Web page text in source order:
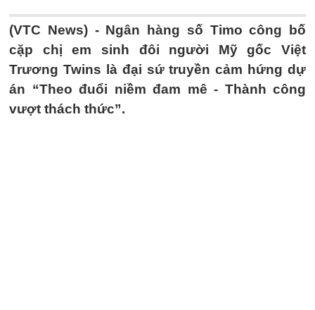
(VTC News) - Ngân hàng số Timo công bố
cặp chị em sinh đôi người Mỹ gốc Việt
Trương Twins là đại sứ truyền cảm hứng dự
án “Theo đuổi niềm đam mê - Thành công
vượt thách thức”.